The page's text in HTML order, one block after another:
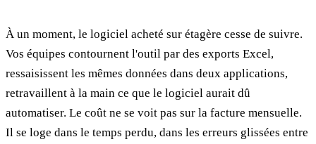
À un moment, le logiciel acheté sur étagère cesse de suivre.
Vos équipes contournent l'outil par des exports Excel,
ressaisissent les mêmes données dans deux applications,
retravaillent à la main ce que le logiciel aurait dû
automatiser. Le coût ne se voit pas sur la facture mensuelle.
Il se loge dans le temps perdu, dans les erreurs glissées entre